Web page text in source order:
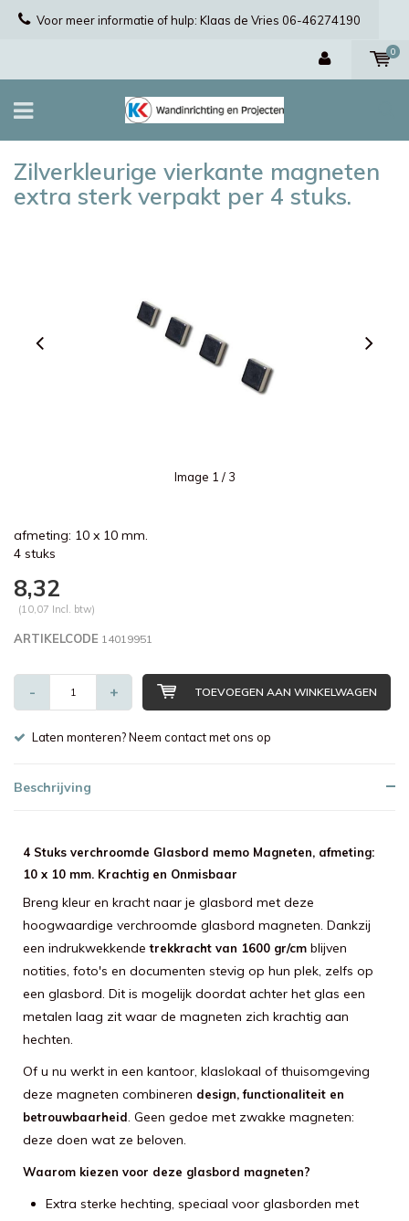
Voor meer informatie of hulp: Klaas de Vries 06-46274190
0
Zilverkleurige vierkante magneten
extra sterk verpakt per 4 stuks.
Image 1 / 3
afmeting: 10 x 10 mm.
4 stuks
8,32
(10,07 Incl. btw)
ARTIKELCODE 14019951
- + TOEVOEGEN AAN WINKELWAGEN
Laten monteren? Neem contact met ons op
Beschrijving
4 Stuks verchroomde Glasbord memo Magneten, afmeting:
10 x 10 mm. Krachtig en Onmisbaar
Breng kleur en kracht naar je glasbord met deze
hoogwaardige verchroomde glasbord magneten. Dankzij
een indrukwekkendetrekkracht van 1600 gr/cm blijven
notities, foto's en documenten stevig op hun plek, zelfs op
een glasbord. Dit is mogelijk doordat achter het glas een
metalen laag zit waar de magneten zich krachtig aan
hechten.
Of u nu werkt in een kantoor, klaslokaal of thuisomgeving
deze magneten combineren design, functionaliteit en
betrouwbaarheid. Geen gedoe met zwakke magneten:
deze doen wat ze beloven.
Waarom kiezen voor deze glasbord magneten?
Extra sterke hechting, speciaal voor glasborden met